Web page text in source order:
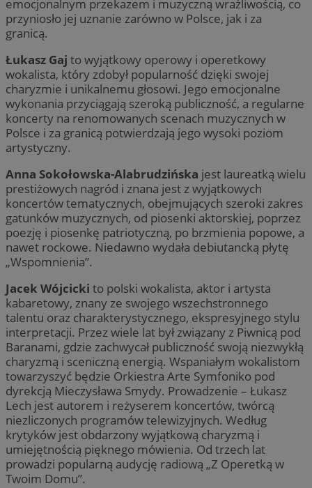
emocjonalnym przekazem i muzyczną wrażliwością, co
przyniosło jej uznanie zarówno w Polsce, jak i za
granicą.
Łukasz Gaj to wyjątkowy operowy i operetkowy
wokalista, który zdobył popularność dzięki swojej
charyzmie i unikalnemu głosowi. Jego emocjonalne
wykonania przyciągają szeroką publiczność, a regularne
koncerty na renomowanych scenach muzycznych w
Polsce i za granicą potwierdzają jego wysoki poziom
artystyczny.
Anna Sokołowska-Alabrudzińska jest laureatką wielu
prestiżowych nagród i znana jest z wyjątkowych
koncertów tematycznych, obejmujących szeroki zakres
gatunków muzycznych, od piosenki aktorskiej, poprzez
poezję i piosenkę patriotyczną, po brzmienia popowe, a
nawet rockowe. Niedawno wydała debiutancką płytę
„Wspomnienia”.
Jacek Wójcicki to polski wokalista, aktor i artysta
kabaretowy, znany ze swojego wszechstronnego
talentu oraz charakterystycznego, ekspresyjnego stylu
interpretacji. Przez wiele lat był związany z Piwnicą pod
Baranami, gdzie zachwycał publiczność swoją niezwykłą
charyzmą i sceniczną energią. Wspaniałym wokalistom
towarzyszyć będzie Orkiestra Arte Symfoniko pod
dyrekcją Mieczysława Smydy. Prowadzenie – Łukasz
Lech jest autorem i reżyserem koncertów, twórcą
niezliczonych programów telewizyjnych. Według
krytyków jest obdarzony wyjątkową charyzmą i
umiejętnością pięknego mówienia. Od trzech lat
prowadzi popularną audycję radiową „Z Operetką w
Twoim Domu”.